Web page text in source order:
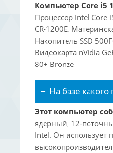
Компьютер Core i5
Процессор Intel Core
CR-1200E,
Накопитель SSD
Видеокарта nVidia
80+ Bronze
На базе какого
Этот компьютер
ядерный, 12-
Intel. Он использует